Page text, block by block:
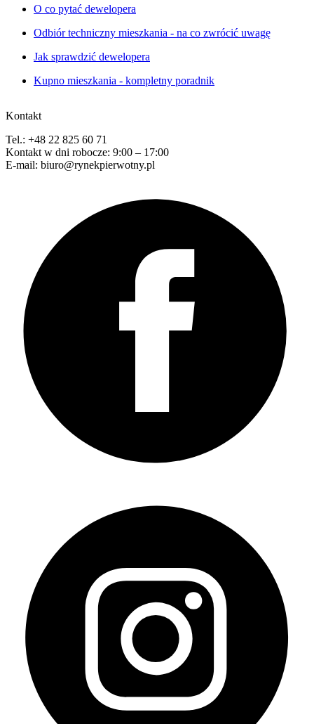
O co pytać dewelopera
Odbiór techniczny mieszkania - na co zwrócić uwagę
Jak sprawdzić dewelopera
Kupno mieszkania - kompletny poradnik
Kontakt
Tel.: +48 22 825 60 71
Kontakt w dni robocze: 9:00 – 17:00
E-mail: biuro@rynekpierwotny.pl